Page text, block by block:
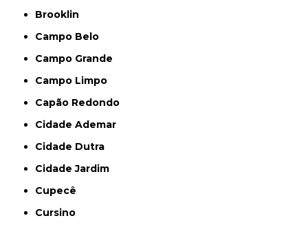
Brooklin
Campo Belo
Campo Grande
Campo Limpo
Capão Redondo
Cidade Ademar
Cidade Dutra
Cidade Jardim
Cupecê
Cursino